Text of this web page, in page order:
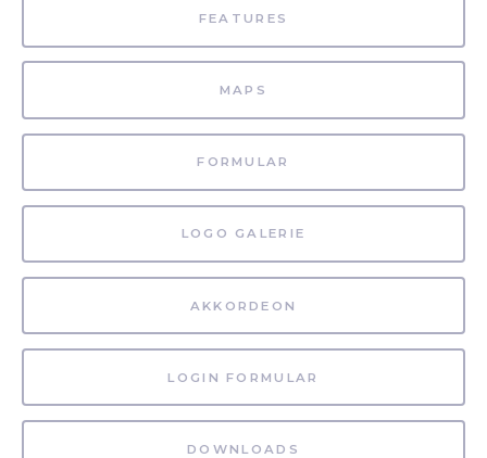
FEATURES
MAPS
FORMULAR
LOGO GALERIE
AKKORDEON
LOGIN FORMULAR
DOWNLOADS